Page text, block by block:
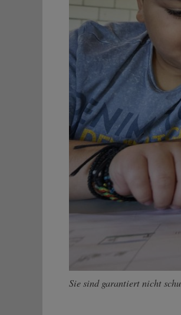
Sie sind garantiert nicht